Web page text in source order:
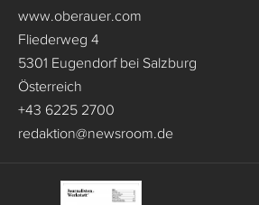
www.oberauer.com
Fliederweg 4
5301 Eugendorf bei Salzburg
Österreich
+43 6225 2700
redaktion@newsroom.de